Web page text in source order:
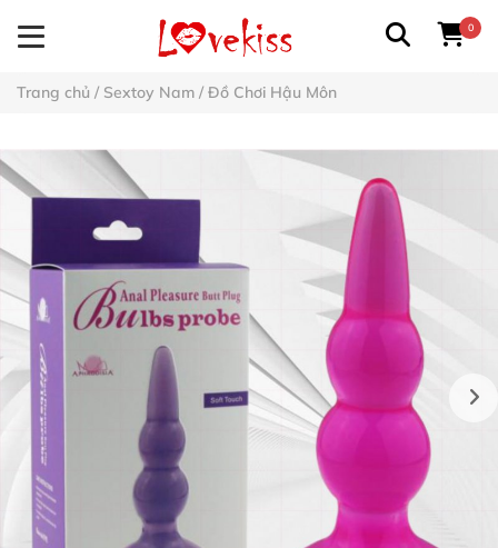
0
Trang chủ / Sextoy Nam / Đồ Chơi Hậu Môn